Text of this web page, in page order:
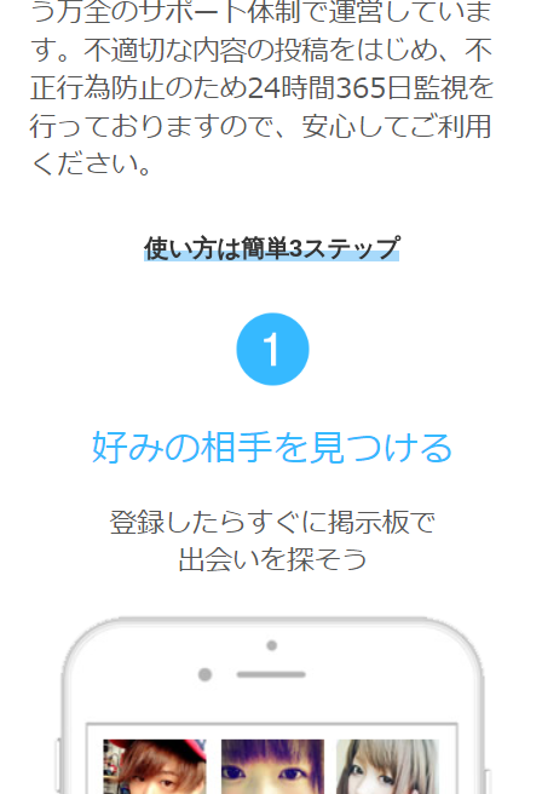
使い方は簡単3ステップ